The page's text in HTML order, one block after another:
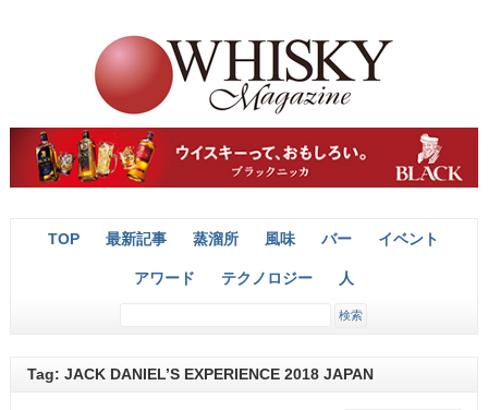
TOP 最新記事 蒸溜所 風味 バー イベント
アワード テクノロジー 人
Tag: JACK DANIEL’S EXPERIENCE 2018 JAPAN